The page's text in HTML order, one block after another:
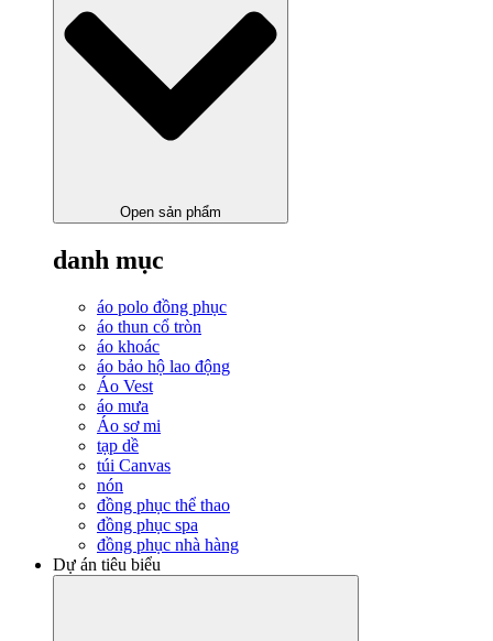
Open sản phẩm
danh mục
áo polo đồng phục
áo thun cổ tròn
áo khoác
áo bảo hộ lao động
Áo Vest
áo mưa
Áo sơ mi
tạp dề
túi Canvas
nón
đồng phục thể thao
đồng phục spa
đồng phục nhà hàng
Dự án tiêu biểu